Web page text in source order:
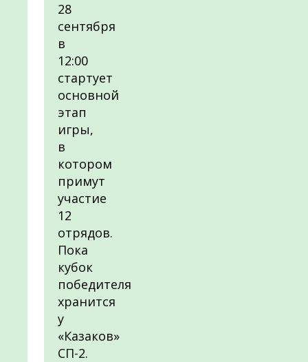
28
сентября
в
12:00
стартует
основной
этап
игры,
в
котором
примут
участие
12
отрядов.
Пока
кубок
победителя
хранится
у
«Казаков»
СП-2.